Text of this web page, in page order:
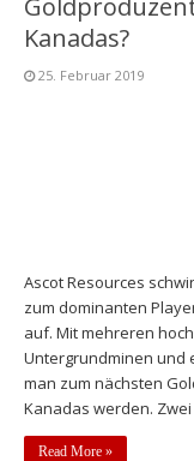
Kanadas?
25. Februar 2019
Ascot Resources
zum dominanten
auf. Mit mehreren
Untergrundminen und
man zum nächsten
Kanadas werden.
Read More »